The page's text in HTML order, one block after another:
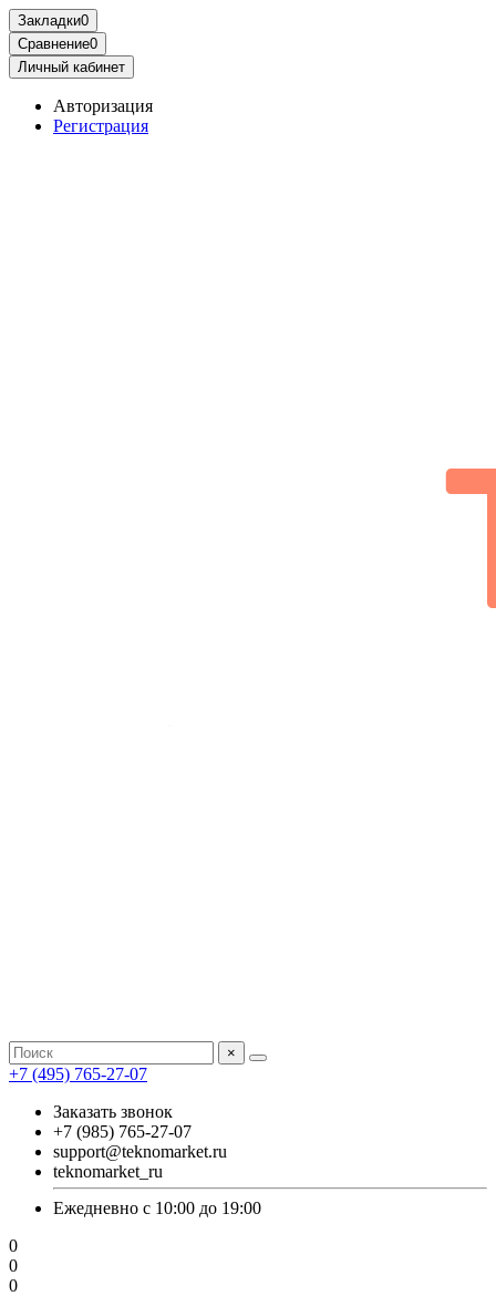
Закладки0
Сравнение0
Личный кабинет
Авторизация
Регистрация
×
+7 (495) 765-27-07
Заказать звонок
+7 (985) 765-27-07
support@teknomarket.ru
teknomarket_ru
Ежедневно с 10:00 до 19:00
0
0
0